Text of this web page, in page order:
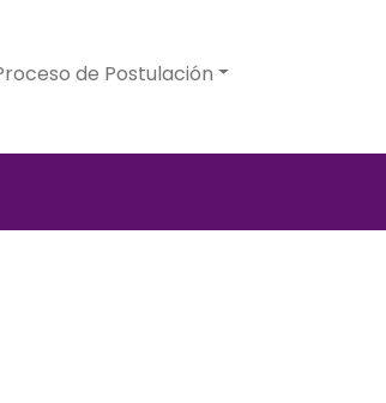
de Postulación